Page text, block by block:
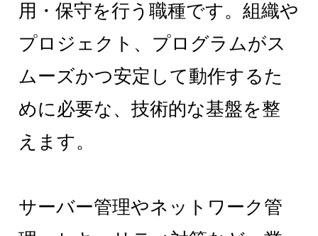
用・保守を行う職種です。組織や
プロジェクト、プログラムがス
ムーズかつ安定して動作するた
めに必要な、技術的な基盤を整
えます。
サーバー管理やネットワーク管